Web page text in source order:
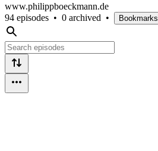
www.philippboeckmann.de
94 episodes • 0 archived • Bookmarks